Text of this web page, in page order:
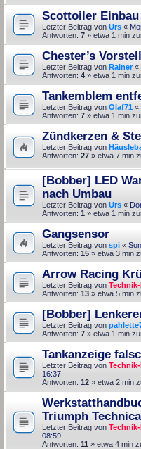
Scottoiler Einbau
Letzter Beitrag von Urs «
Antworten: 7 » etwa 1 min
Chester’s
Letzter Beitrag von Rainer«
Antworten: 4 » etwa 1 min
Tankemblem
Letzter Beitrag von Olaf71 «
Antworten: 7 » etwa 1 min
Zündkerzen &
Letzter Beitrag von
Antworten: 27 » etwa 7 min
[Bobber] LED
nach Umbau
Letzter Beitrag von Urs «
Antworten: 1 » etwa 1 min
Gangsensor
Letzter Beitrag von spi «
Antworten: 15 » etwa 3 min
Arrow Racing
Letzter Beitrag von
Antworten: 13 » etwa 5 min
[Bobber]
Letzter Beitrag von
Antworten: 7 » etwa 1 min
Tankanzeige
Letzter Beitrag von
16:37
Antworten: 12 » etwa 2 min
Triumph
Letzter Beitrag von
08:59
Antworten: 11 » etwa 4 min